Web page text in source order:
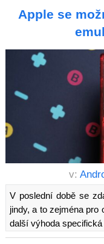
Apple se
v:
V poslední době se
jindy, a to zejména pro
další výhoda